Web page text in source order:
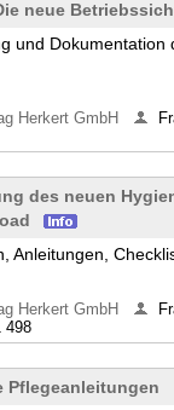
neue
und Dokumentation
Herkert GmbH
des neuen
Anleitungen,
Herkert GmbH
498
Pflegeanleitungen